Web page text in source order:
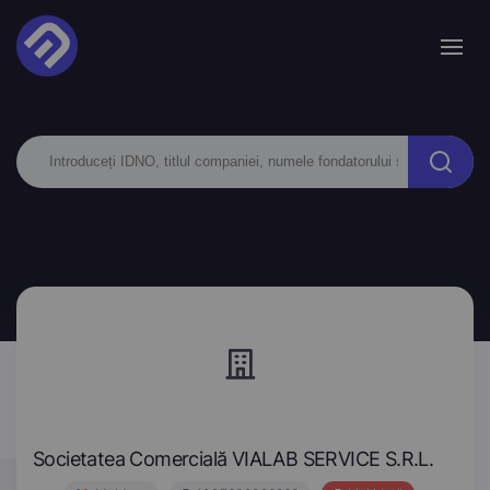
Societatea Comercială VIALAB SERVICE S.R.L.